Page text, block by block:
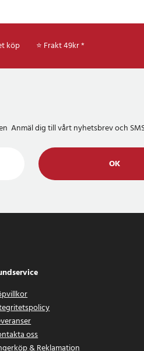
köp ⭐ Frakt 49kr *
Anmäl dig till vårt nyhetsbrev och
OK
oss